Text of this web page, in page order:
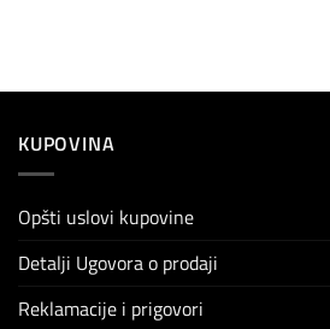
KUPOVINA
Opšti uslovi kupovine
Detalji Ugovora o prodaji
Reklamacije i prigovori